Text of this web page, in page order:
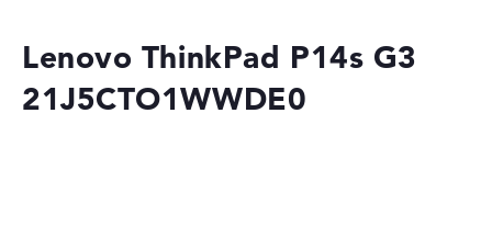
Merkzettel
Lenovo ThinkPad P14s G3
21J5CTO1WWDE0